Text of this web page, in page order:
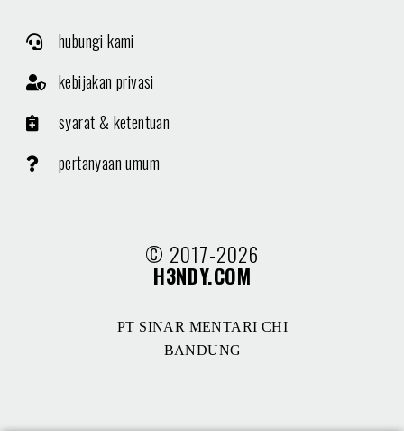
hubungi kami
kebijakan privasi
syarat & ketentuan
pertanyaan umum
© 2017-2026
H3NDY.COM
PT SINAR MENTARI CHI
BANDUNG